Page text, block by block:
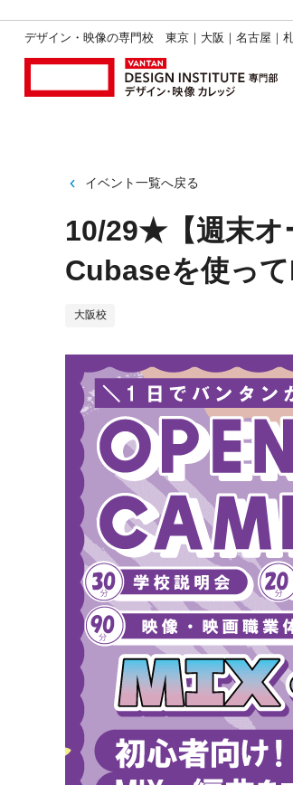
デザイン・映像の専門校 東京｜大阪｜名古屋｜
イベント一覧へ戻る
10/29★【週末オ
Cubaseを使っ
大阪校